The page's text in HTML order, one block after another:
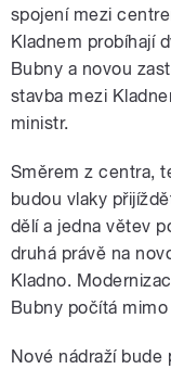
spojení mezi
Kladnem probíhají
Bubny a novou
stavba mezi
ministr.
Směrem z centra,
budou vlaky
dělí a jedna větev
druhá právě na
Kladno.
Bubny počítá
Nové nádraží bude